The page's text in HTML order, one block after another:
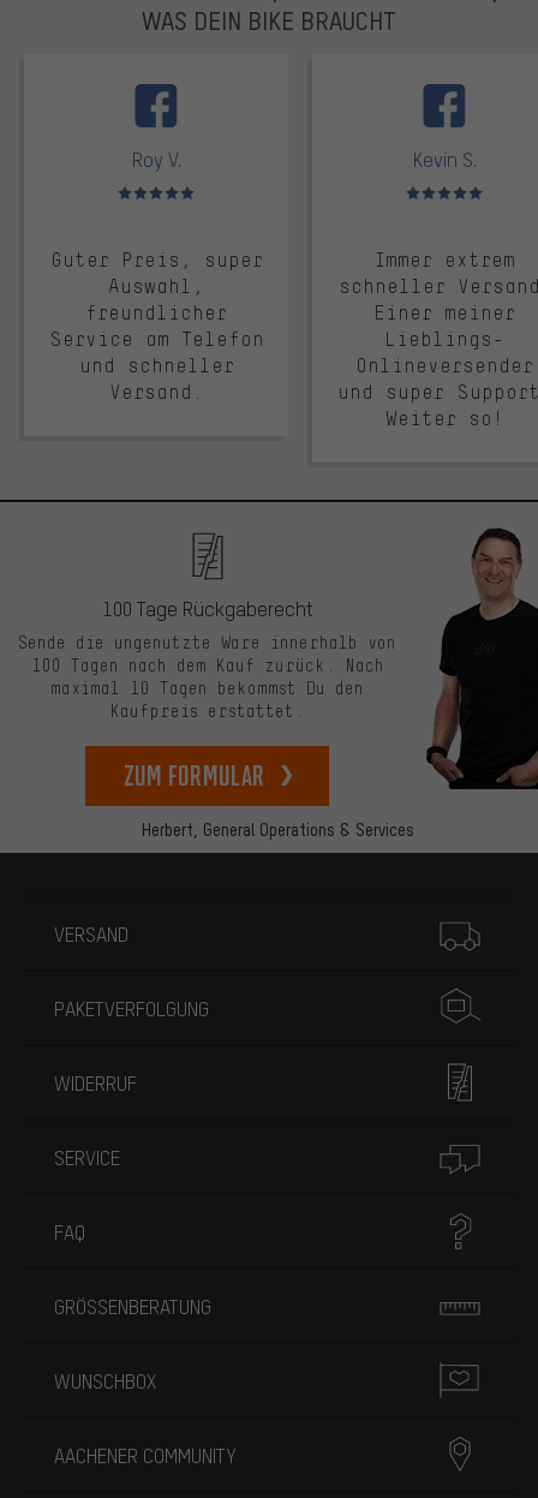
WAS DEIN BIKE BRAUCHT
Roy V.
Bewertungen: 5 von 5
Guter Preis, super
Auswahl,
freundlicher
Service am Telefon
und schneller
Versand.
Kevin S.
Bewertungen: 5 von 5
Immer extrem
schneller
Einer meiner
Lieblings-
Onlineversender
und super
Weiter so!
Herbert, General Operations & Services
100 Tage Rückgaberecht
Sende die ungenutzte Ware innerhalb von
100 Tagen nach dem Kauf zurück. Nach
maximal 10 Tagen bekommst Du den
Kaufpreis erstattet.
zum Formular
VERSAND
PAKETVERFOLGUNG
WIDERRUF
SERVICE
FAQ
GRÖSSENBERATUNG
WUNSCHBOX
AACHENER COMMUNITY